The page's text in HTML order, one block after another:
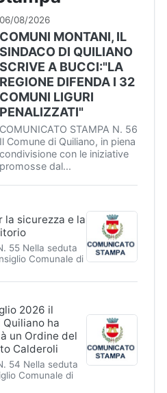
06/08/2026
COMUNI MONTANI, IL
SINDACO DI QUILIANO
SCRIVE A BUCCI:"LA
REGIONE DIFENDA I 32
COMUNI LIGURI
PENALIZZATI"
COMUNICATO STAMPA N. 56
Il Comune di Quiliano, in piena
condivisione con le iniziative
promosse dal...
la sicurezza e la
55 Nella seduta
Comunale di
2026 il
Quiliano ha
un Ordine del
Calderoli
54 Nella seduta
Comunale di